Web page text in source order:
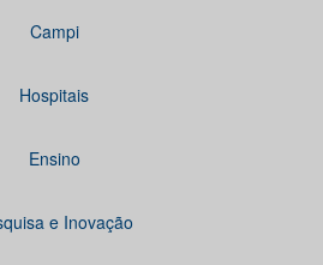
Campi
Hospitais
Ensino
e Inovação